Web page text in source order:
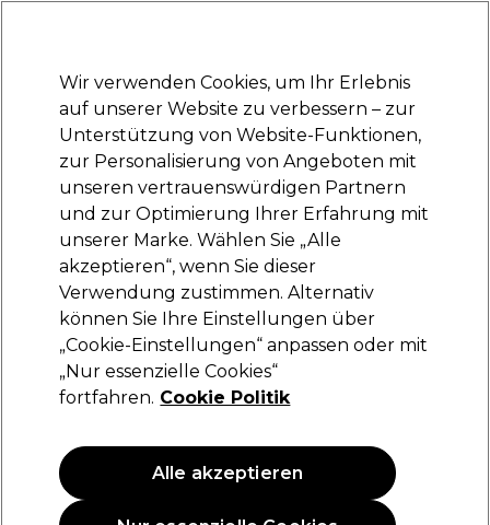
Anmelden
Marken Deals Haare Elektrogeräte Saloneinrichtung
Lieferung und Lieferzeiten
– mehr erfahren
La Riche Directions Semipermanente
Haartönung 89ml
11
Derzeit nicht verfügbar
Wir verwenden Cookies, um Ihr Erlebnis
auf unserer Website zu verbessern – zur
Unterstützung von Website-Funktionen,
zur Personalisierung von Angeboten mit
unseren vertrauenswürdigen Partnern
und zur Optimierung Ihrer Erfahrung mit
unserer Marke. Wählen Sie „Alle
akzeptieren“, wenn Sie dieser
Verwendung zustimmen. Alternativ
können Sie Ihre Einstellungen über
„Cookie-Einstellungen“ anpassen oder mit
„Nur essenzielle Cookies“
fortfahren. Cookie Politik
Alle akzeptieren